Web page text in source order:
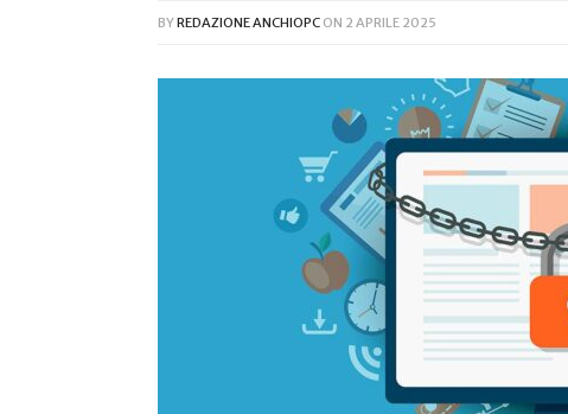
BYREDAZIONE ANCHIOPC ON 2 APRILE 2025